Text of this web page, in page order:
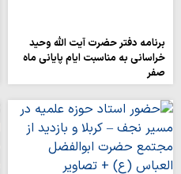
برنامه دفتر حضرت آیت الله وحید
خراسانی به مناسبت ایام پایانی ماه
صفر